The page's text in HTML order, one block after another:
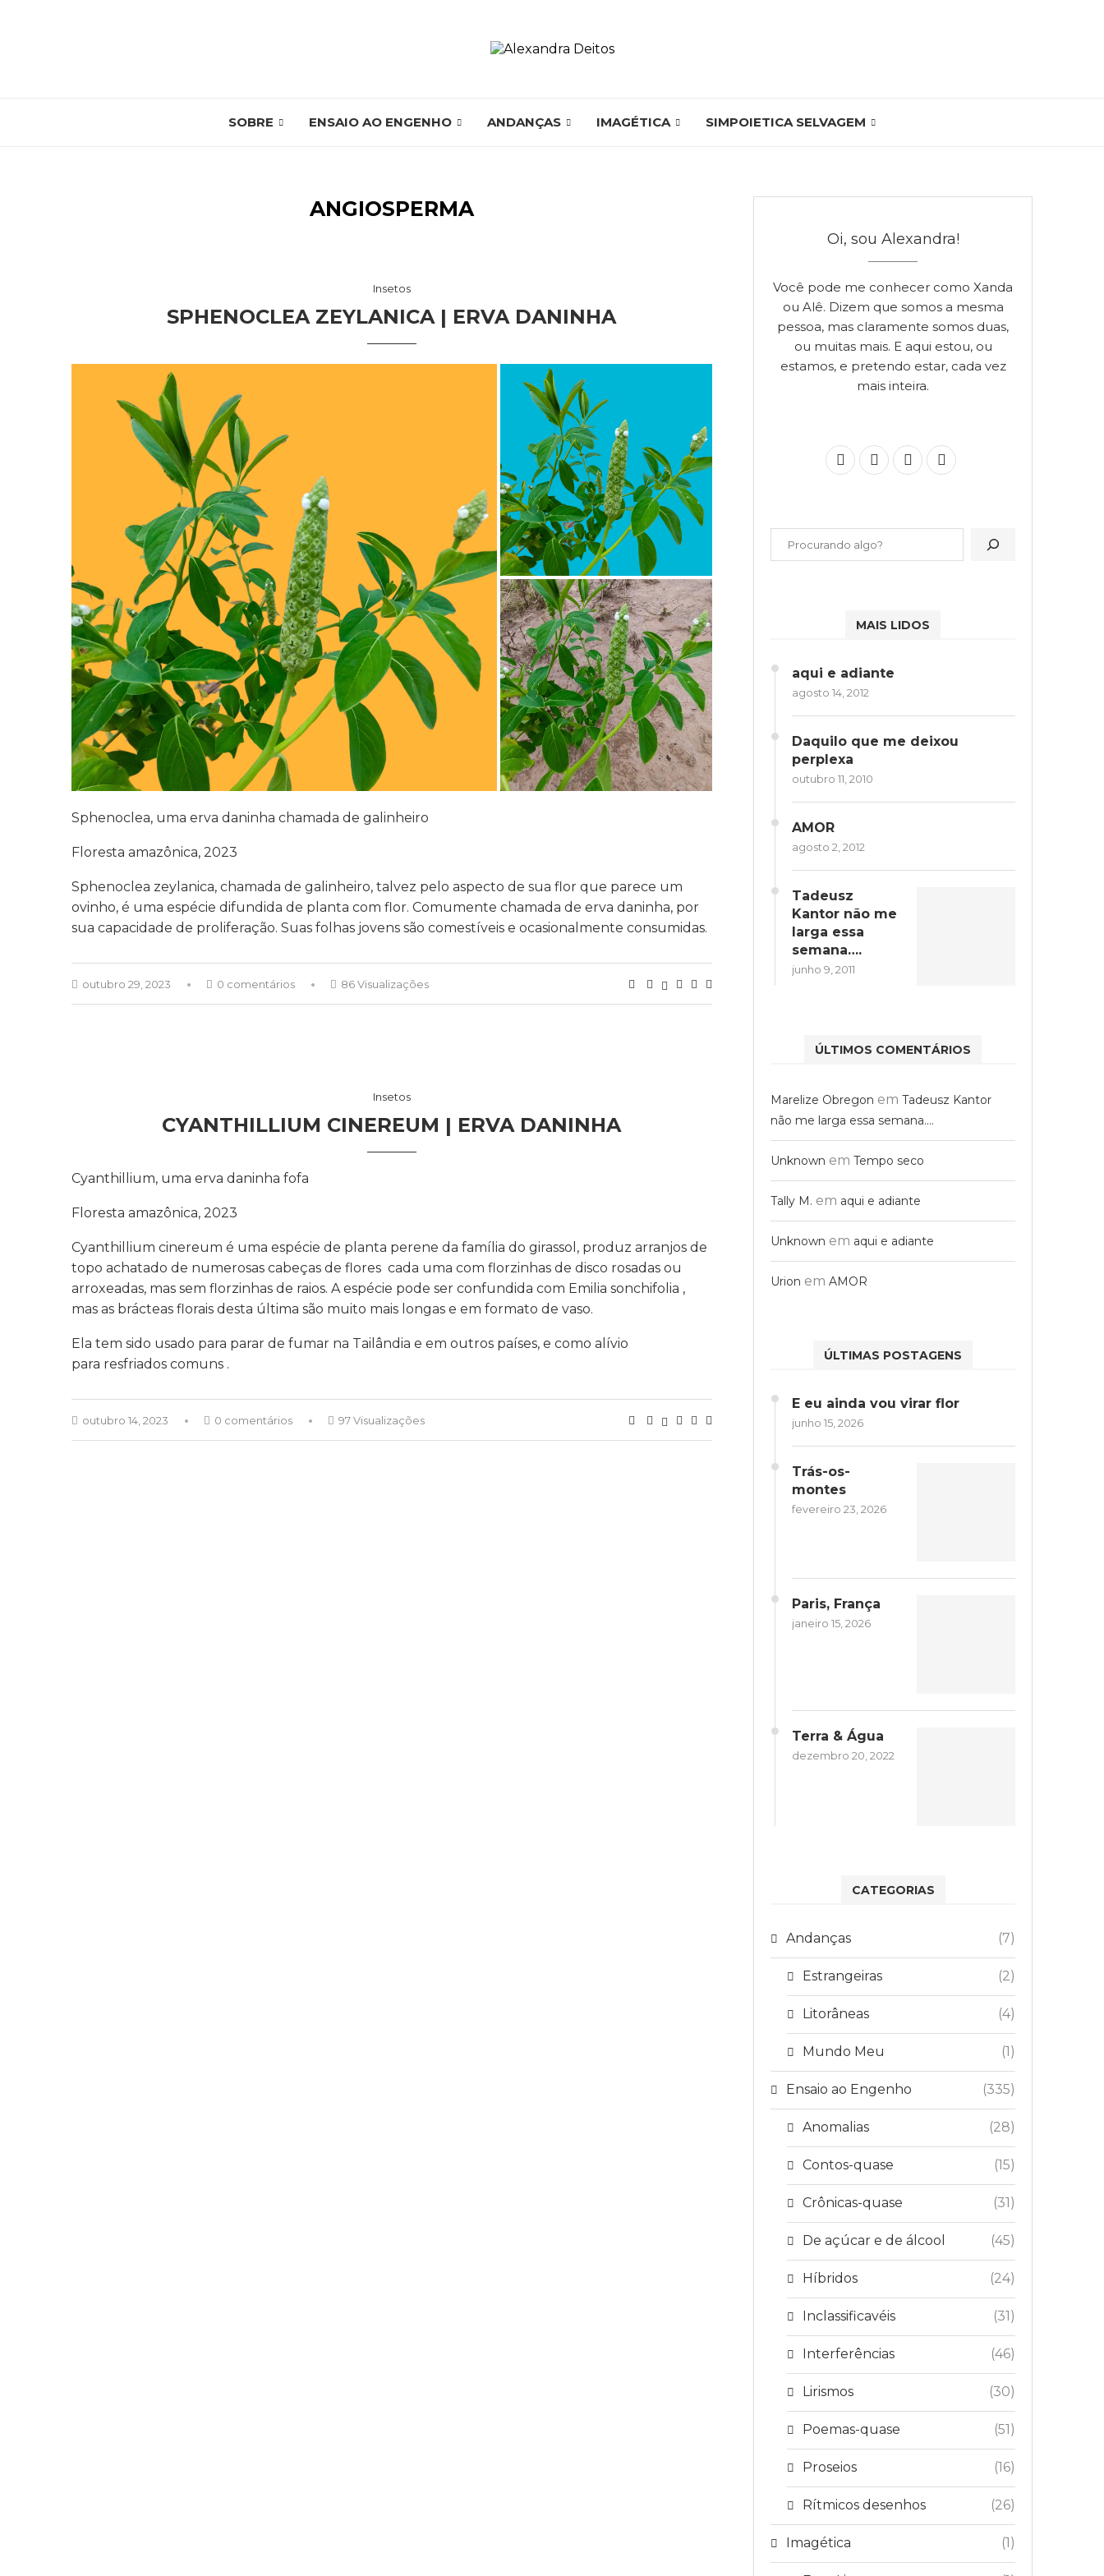
SOBRE ENSAIO AO ENGENHO ANDANÇAS IMAGÉTICA SIMPOIETICA SELVAGEM
ANGIOSPERMA
Insetos
SPHENOCLEA ZEYLANICA | ERVA DANINHA
Sphenoclea, uma erva daninha chamada de galinheiro
Floresta amazônica, 2023
Sphenoclea zeylanica, chamada de galinheiro, talvez pelo aspecto de sua flor que parece um
ovinho, é uma espécie difundida de planta com flor. Comumente chamada de erva daninha, por
sua capacidade de proliferação. Suas folhas jovens são comestíveis e ocasionalmente consumidas.
outubro 29, 2023 0 comentários 86 Visualizações
Insetos
CYANTHILLIUM CINEREUM | ERVA DANINHA
Cyanthillium, uma erva daninha fofa
Floresta amazônica, 2023
Cyanthillium cinereum é uma espécie de planta perene da família do girassol, produz arranjos de
topo achatado de numerosas cabeças de flores cada uma com florzinhas de disco rosadas ou
arroxeadas, mas sem florzinhas de raios. A espécie pode ser confundida com Emilia sonchifolia ,
mas as brácteas florais desta última são muito mais longas e em formato de vaso.
Ela tem sido usado para parar de fumar na Tailândia e em outros países, e como alívio
para resfriados comuns .
outubro 14, 2023 0 comentários 97 Visualizações
Oi, sou Alexandra!
Você pode me conhecer como Xanda
ou Alê. Dizem que somos a mesma
pessoa, mas claramente somos duas,
ou muitas mais. E aqui estou, ou
estamos, e pretendo estar, cada vez
mais inteira.
MAIS LIDOS
aqui e adiante
agosto 14, 2012
Daquilo que me deixou
perplexa
outubro 11, 2010
AMOR
agosto 2, 2012
Tadeusz
Kantor não me
larga essa
semana….
junho 9, 2011
ÚLTIMOS COMENTÁRIOS
Marelize Obregon em Tadeusz Kantor
não me larga essa semana….
Unknown em Tempo seco
Tally M. em aqui e adiante
Unknown em aqui e adiante
Urion em AMOR
ÚLTIMAS POSTAGENS
E eu ainda vou virar flor
junho 15, 2026
Trás-os-
montes
fevereiro 23, 2026
Paris, França
janeiro 15, 2026
Terra & Água
dezembro 20, 2022
CATEGORIAS
Andanças (7)
Estrangeiras (2)
Litorâneas (4)
Mundo Meu (1)
Ensaio ao Engenho (335)
Anomalias (28)
Contos-quase (15)
Crônicas-quase (31)
De açúcar e de álcool (45)
Híbridos (24)
Inclassificavéis (31)
Interferências (46)
Lirismos (30)
Poemas-quase (51)
Proseios (16)
Rítmicos desenhos (26)
Imagética (1)